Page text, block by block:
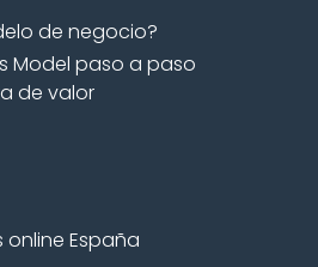
de negocio?
Model paso a paso
de valor
España